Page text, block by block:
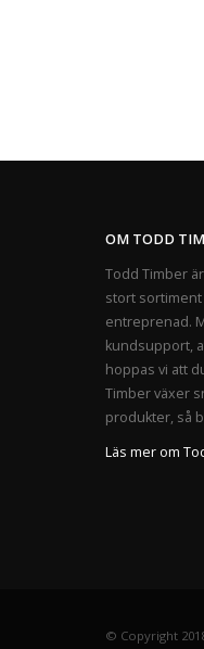
OM TODD
Todd Timber
stort sortiment
entreprenad.
kundsupport,
hoppas vi att
Timber växer
produkter, så
Läs mer om
© Copyright